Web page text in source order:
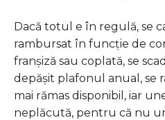
Dacă totul e în regulă, se
rambursat în funcție de
franșiză sau coplată, se
depășit plafonul anual, se
mai rămas disponibil, iar
neplăcută, pentru că nu